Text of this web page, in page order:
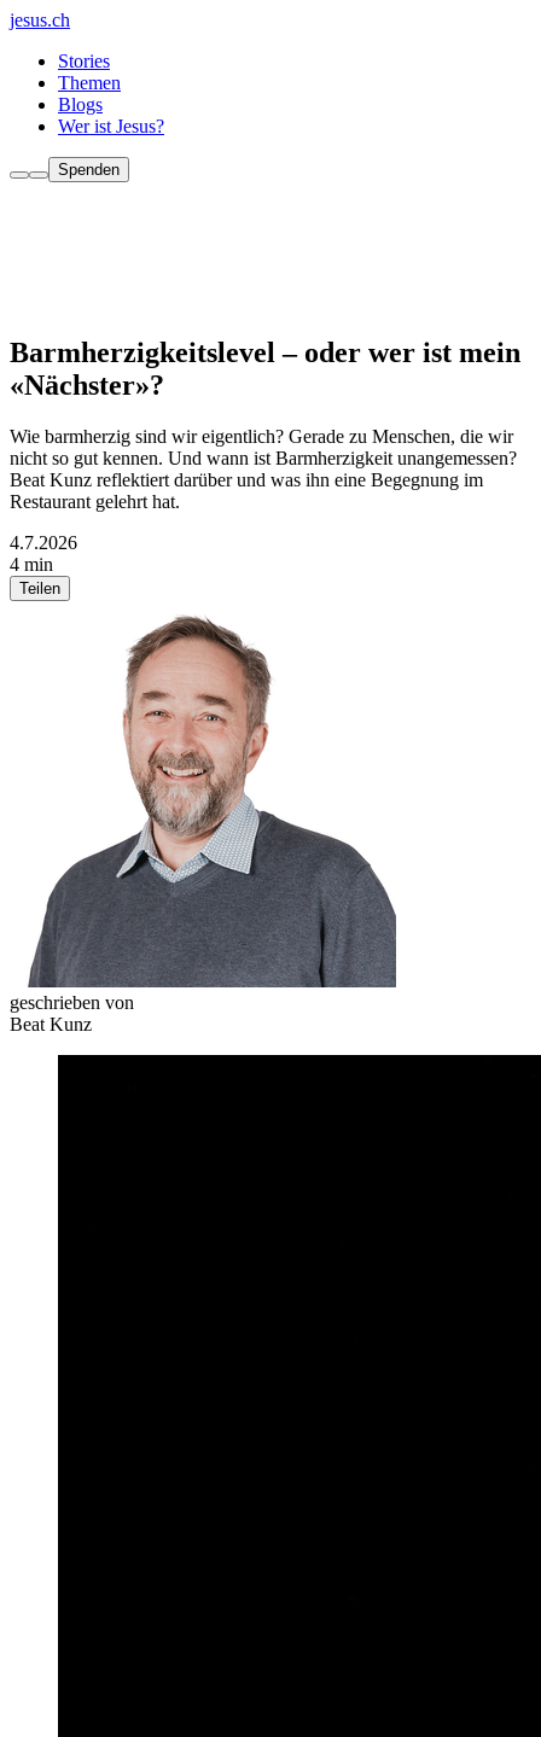
jesus.ch
Stories
Themen
Blogs
Wer ist Jesus?
Spenden
Barmherzigkeitslevel – oder wer ist mein
«Nächster»?
Wie barmherzig sind wir eigentlich? Gerade zu Menschen, die wir
nicht so gut kennen. Und wann ist Barmherzigkeit unangemessen?
Beat Kunz reflektiert darüber und was ihn eine Begegnung im
Restaurant gelehrt hat.
4.7.2026
4 min
Teilen
geschrieben von
Beat Kunz